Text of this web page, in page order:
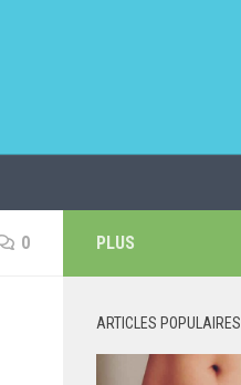
0 PLUS
ARTICLES POPULAIRES